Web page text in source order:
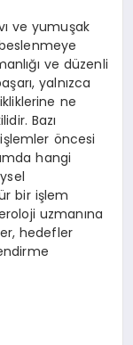
ve yumuşak
ve düzenli
yalnızca
ne
Bazı
öncesi
hangi
bir işlem
uzmanına
hedefler